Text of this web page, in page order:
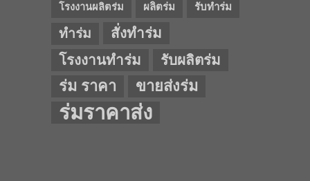
โรงงานผลิตร่ม ผลิตร่ม รับทำร่ม
ทำร่ม
สั่งทำร่ม
โรงงานทำร่ม
รับผลิตร่ม
ร่ม ราคา ขายส่งร่ม
ร่มราคาส่ง